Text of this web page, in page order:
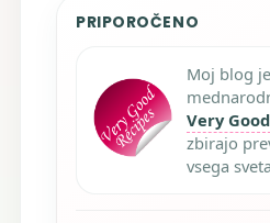
PRIPOROČENO
Moj blog
Very
zbirajo
vsega